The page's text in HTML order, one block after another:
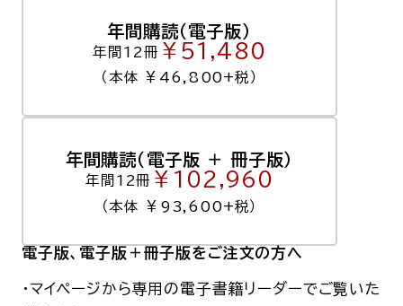
年間購読（電子版）
年間12冊 ￥51,480
（本体 ￥46,800+税）
年間購読（電子版 ＋ 冊子版）
年間12冊 ￥102,960
（本体 ￥93,600+税）
電子版、電子版＋冊子版をご注文の方へ
・マイページから専用の電子書籍リーダーでご覧いた